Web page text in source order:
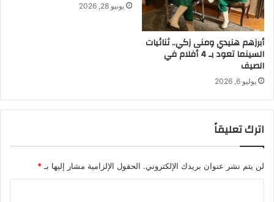
أبرزهم هنيدي ومنى زكي.. ثنائيات
السينما تعود بـ 4 أفلام في
الصيف
يوليو 6, 2026
يونيو 28, 2026
اترك تعليقاً
لن يتم نشر عنوان بريدك الإلكتروني. الحقول الإلزامية مشار إليها بـ *